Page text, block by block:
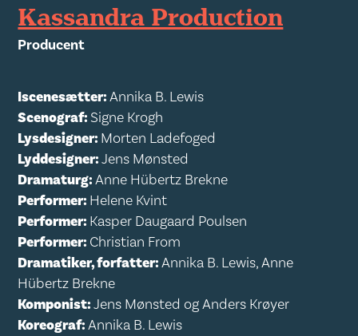
Kassandra Production
Producent
Iscenesætter:Annika B. Lewis
Scenograf:Signe Krogh
Lysdesigner: Morten Ladefoged
Lyddesigner:Jens Mønsted
Dramaturg:Anne Hübertz Brekne
Performer: Helene Kvint
Performer: Kasper Daugaard Poulsen
Performer: Christian From
Dramatiker, forfatter:Annika B. Lewis, Anne
Hübertz Brekne
Komponist:Jens Mønsted og Anders Krøyer
Koreograf:Annika B. Lewis